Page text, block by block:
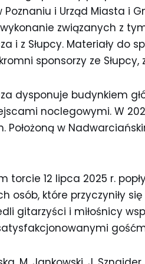
Poznaniu i Urząd Miasta i
związanych z
i z Słupcy. Materiały do
sponsorzy ze
dysponuje budynkiem
noclegowymi. W
Położoną w
torcie 12 lipca 2025 r.
osób, które przyczyniły
gitarzyści i miłośnicy